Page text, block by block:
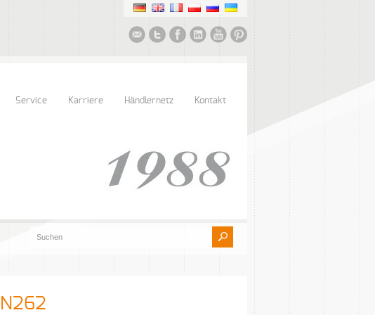
Service Karriere Händlernetz Kontakt